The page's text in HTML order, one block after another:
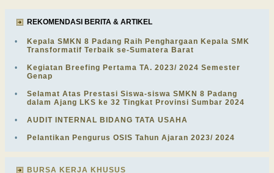
REKOMENDASI BERITA & ARTIKEL
•
Kepala SMKN 8 Padang Raih Penghargaan Kepala SMK
Transformatif Terbaik se-Sumatera Barat
•
Kegiatan Breefing Pertama TA. 2023/ 2024 Semester
Genap
•
Selamat Atas Prestasi Siswa-siswa SMKN 8 Padang
dalam Ajang LKS ke 32 Tingkat Provinsi Sumbar 2024
• AUDIT INTERNAL BIDANG TATA USAHA
• Pelantikan Pengurus OSIS Tahun Ajaran 2023/ 2024
BURSA KERJA KHUSUS